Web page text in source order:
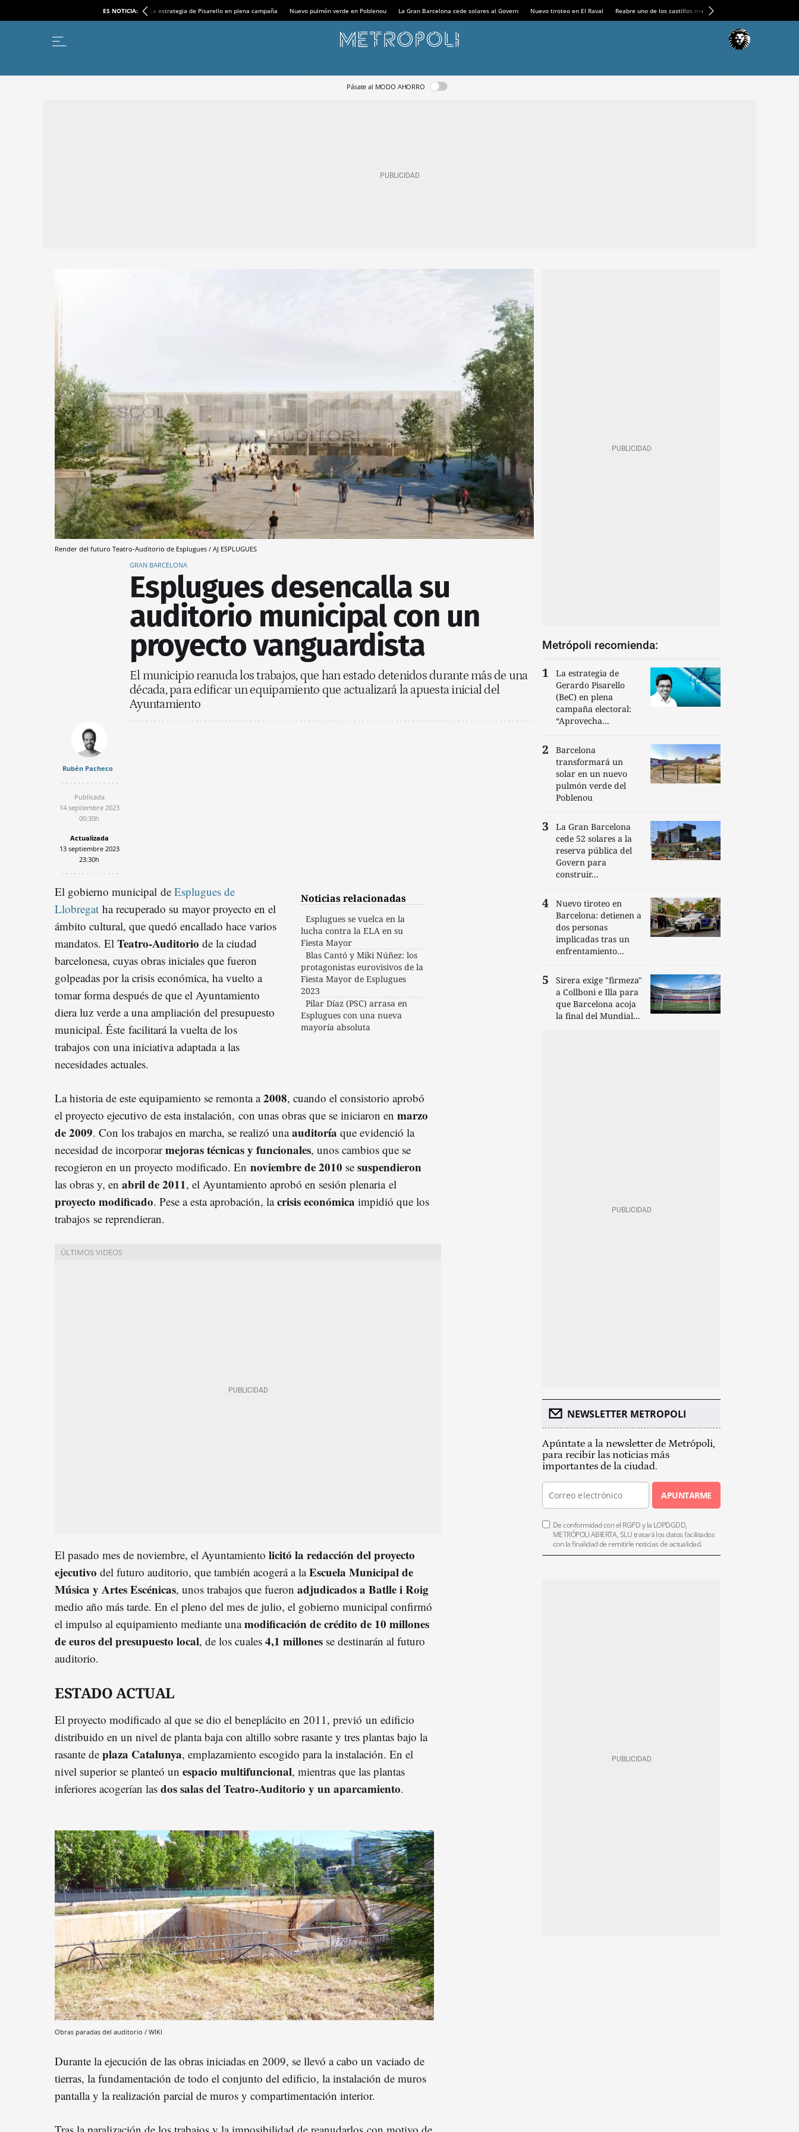
ES NOTICIA: La estrategia de Pisarello en plena campaña Nuevo pulmón verde en Poblenou La Gran Barcelona cede solares al Govern Nuevo tiroteo en El Raval Reabre uno de los castillos medievales más espectaculares
Pásate al MODO AHORRO
Render del futuro Teatro-Auditorio de Esplugues / AJ ESPLUGUES
GRAN BARCELONA
Esplugues desencalla su
auditorio municipal con un
proyecto vanguardista
El municipio reanuda los trabajos, que han estado detenidos durante más de una
década, para edificar un equipamiento que actualizará la apuesta inicial del
Ayuntamiento
Rubén Pacheco
Publicada
14 septiembre 2023
00:30h
Actualizada
13 septiembre 2023
23:30h
Noticias relacionadas
Esplugues se vuelca en la
lucha contra la ELA en su
Fiesta Mayor
Blas Cantó y Miki Núñez: los
protagonistas eurovisivos de la
Fiesta Mayor de Esplugues
2023
Pilar Díaz (PSC) arrasa en
Esplugues con una nueva
mayoría absoluta
El gobierno municipal de Esplugues de
Llobregat ha recuperado su mayor proyecto en el
ámbito cultural, que quedó encallado hace varios
mandatos. El Teatro-Auditorio de la ciudad
barcelonesa, cuyas obras iniciales que fueron
golpeadas por la crisis económica, ha vuelto a
tomar forma después de que el Ayuntamiento
diera luz verde a una ampliación del presupuesto
municipal. Éste facilitará la vuelta de los
trabajos con una iniciativa adaptada a las
necesidades actuales.
La historia de este equipamiento se remonta a2008, cuando el consistorio aprobó
el proyecto ejecutivo de esta instalación, con unas obras que se iniciaron en marzo
de 2009. Con los trabajos en marcha, se realizó unaauditoría que evidenció la
necesidad de incorporarmejoras técnicas y funcionales, unos cambios que se
recogieron en un proyecto modificado. En noviembre de 2010 se suspendieron
las obras y, en abril de 2011, el Ayuntamiento aprobó en sesión plenaria el
proyecto modificado. Pese a esta aprobación, lacrisis económica impidió que los
trabajos se reprendieran.
El pasado mes de noviembre, el Ayuntamiento licitó la redacción del proyecto
ejecutivo del futuro auditorio, que también acogerá a laEscuela Municipal de
Música y Artes Escénicas, unos trabajos que fueron adjudicados a Batlle i Roig
medio año más tarde. En el pleno del mes de julio, el gobierno municipal confirmó
el impulso al equipamiento mediante unamodificación de crédito de 10 millones
de euros del presupuesto local, de los cuales 4,1 millones se destinarán al futuro
auditorio.
ESTADO ACTUAL
El proyecto modificado al que se dio el beneplácito en 2011, previó un edificio
distribuido en un nivel de planta baja con altillo sobre rasante y tres plantas bajo la
rasante de plaza Catalunya, emplazamiento escogido para la instalación. En el
nivel superior se planteó un espacio multifuncional, mientras que las plantas
inferiores acogerían las dos salas del Teatro-Auditorio y un aparcamiento.
Obras paradas del auditorio / WIKI
Durante la ejecución de las obras iniciadas en 2009, se llevó a cabo un vaciado de
tierras, la fundamentación de todo el conjunto del edificio, la instalación de muros
pantalla y la realización parcial de muros y compartimentación interior.
Metrópoli recomienda:
La estrategia de
Gerardo Pisarello
(BeC) en plena
campaña electoral:
“Aprovecha...
Barcelona
transformará un
solar en un nuevo
pulmón verde del
Poblenou
La Gran Barcelona
cede 52 solares a la
reserva pública del
Govern para
construir...
Nuevo tiroteo en
Barcelona: detienen a
dos personas
implicadas tras un
enfrentamiento...
Sirera exige "firmeza"
a Collboni e Illa para
que Barcelona acoja
la final del Mundial...
NEWSLETTER METROPOLI
Apúntate a la newsletter de Metrópoli,
para recibir las noticias más
importantes de la ciudad.
APUNTARME
De conformidad con el RGPD y la LOPDGDD,
METRÓPOLI ABIERTA, SLU tratará los datos facilitados
con la finalidad de remitirle noticias de actualidad.